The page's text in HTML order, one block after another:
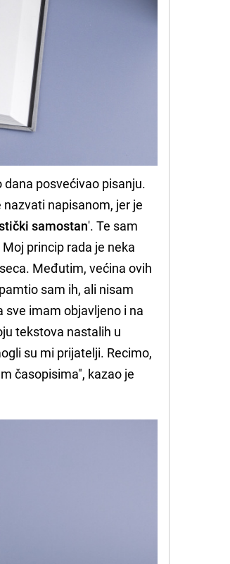
posvećivao pisanju.
napisanom, jer je
samostan'. Te sam
princip rada je neka
Međutim, većina ovih
sam ih, ali nisam
sve imam objavljeno i na
tekstova nastalih u
su mi prijatelji. Recimo,
časopisima", kazao je